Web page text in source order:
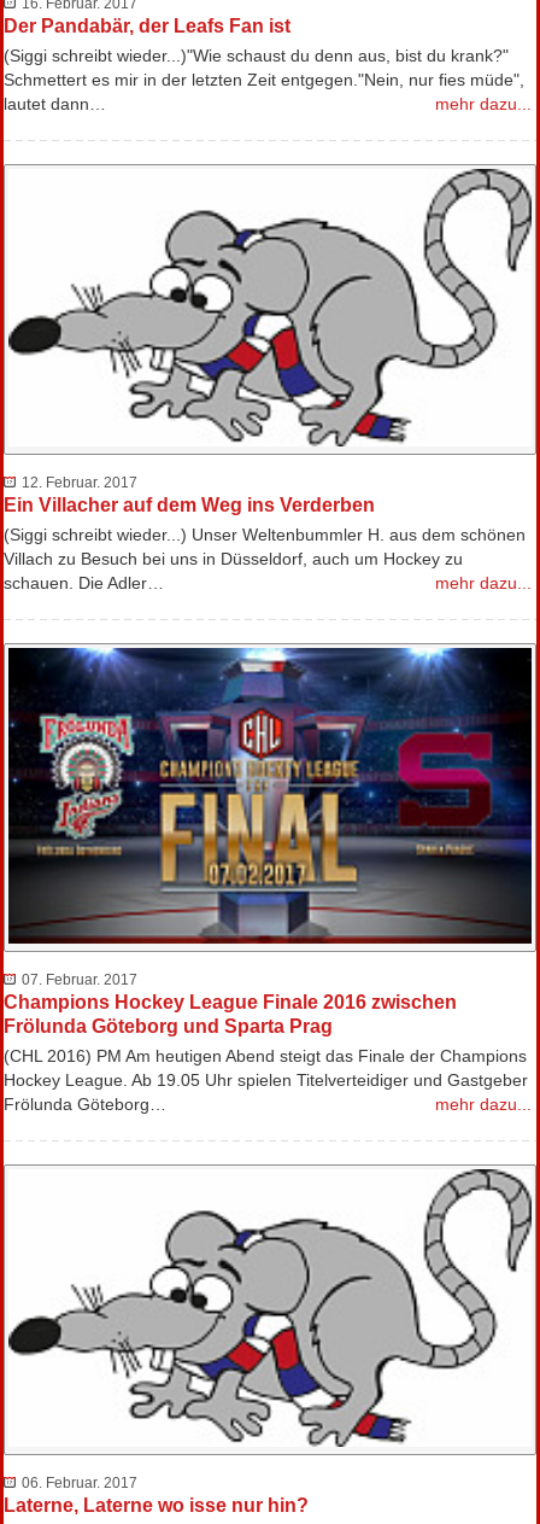
16. Februar. 2017
Der Pandabär, der Leafs Fan ist
(Siggi schreibt wieder...)"Wie schaust du denn aus, bist du krank?"
Schmettert es mir in der letzten Zeit entgegen."Nein, nur fies müde",
lautet dann…
mehr dazu...
12. Februar. 2017
Ein Villacher auf dem Weg ins Verderben
(Siggi schreibt wieder...) Unser Weltenbummler H. aus dem schönen
Villach zu Besuch bei uns in Düsseldorf, auch um Hockey zu
schauen. Die Adler…
mehr dazu...
07. Februar. 2017
Champions Hockey League Finale 2016 zwischen
Frölunda Göteborg und Sparta Prag
(CHL 2016) PM Am heutigen Abend steigt das Finale der Champions
Hockey League. Ab 19.05 Uhr spielen Titelverteidiger und Gastgeber
Frölunda Göteborg…
mehr dazu...
06. Februar. 2017
Laterne, Laterne wo isse nur hin?